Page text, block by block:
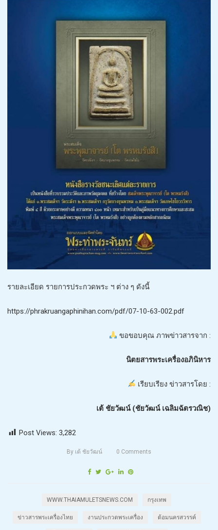
รายละเอียด รายการประกวดพระ ฯ ต่าง ๆ ดังนี้
https://phrakruangaphinihan.com/pdf/07-10-63-002.pdf
ขอขอบคุณ ภาพข่าวสารจาก :
นิตยสารพระเครื่องอภินิหาร
เรียบเรียง ข่าวสารโดย :
เต้ ชัยวัฒน์ (ชัยวัฒน์ เฉลิมฉัตรวณิช)
Post Views: 3,282
By เต้ ชัยวัฒน์ 0 Comments
WWW.THAIAMULETSNEWS.COM กรุงเทพ
ข่าวสารพระเครื่องไทย งานประกวดพระเครื่อง ต้อมนครสวรรค์